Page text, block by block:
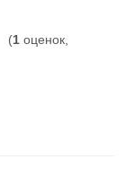
(1 оценок,